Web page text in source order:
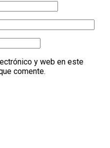
y web en este
comente.